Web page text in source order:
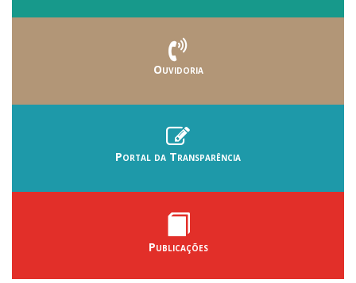
Ouvidoria
Portal da Transparência
Publicações